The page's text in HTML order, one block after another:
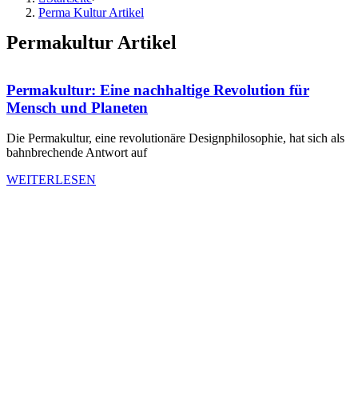
Perma Kultur Artikel
Permakultur Artikel
Permakultur: Eine nachhaltige Revolution für
Mensch und Planeten
Die Permakultur, eine revolutionäre Designphilosophie, hat sich als
bahnbrechende Antwort auf
WEITERLESEN